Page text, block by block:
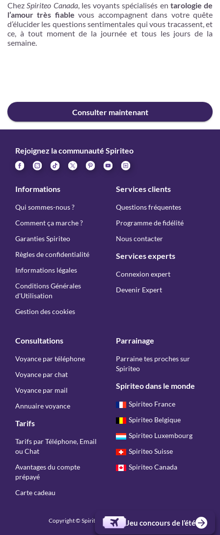
ChezSpiriteo Canada, les voyants spécialisés en tarologie de
l’amour très fiable vous accompagnent dans votre quête
d’élucider les questions sentimentales qui vous tracassent, et
ce, à tout moment de la journée et tous les jours de la
semaine.
Consulter maintenant
Jeu concours de l’été
Rejoignez la communauté Spiriteo
Informations
Qui sommes-nous ?
Comment ça marche ?
Garanties Spiriteo
Règles de confidentialité
Informations légales
Conditions Générales
d'Utilisation
Gestion des cookies
Services clients
Questions fréquentes
Programme de fidélité
Nous contacter
Services experts
Connexion expert
Devenir Expert
Consultations
Voyance par téléphone
Voyance par chat
Voyance par mail
Annuaire voyance
Tarifs
Tarifs par Téléphone, Email
ou Chat
Avantages du compte
prépayé
Carte cadeau
Parrainage
Parraine tes proches sur
Spiriteo
Spiriteo dans le monde
Spiriteo France
Spiriteo Belgique
Spiriteo Luxembourg
Spiriteo Suisse
Spiriteo Canada
Copyright © Spiriteo 2026 - Tous droits réservés